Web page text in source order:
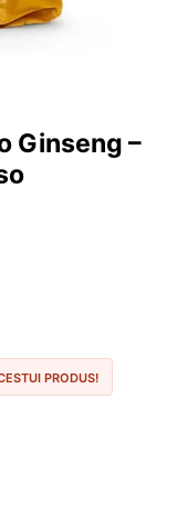
Ginseng –
PRODUS!